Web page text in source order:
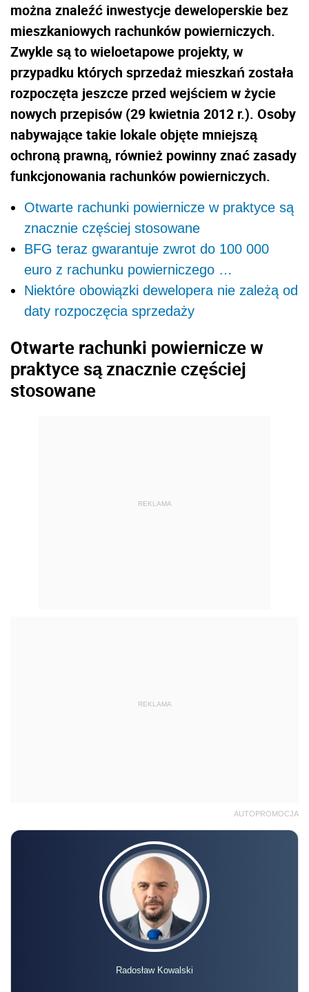
można znaleźć inwestycje deweloperskie bez
mieszkaniowych rachunków powierniczych.
Zwykle są to wieloetapowe projekty, w
przypadku których sprzedaż mieszkań została
rozpoczęta jeszcze przed wejściem w życie
nowych przepisów (29 kwietnia 2012 r.). Osoby
nabywające takie lokale objęte mniejszą
ochroną prawną, również powinny znać zasady
funkcjonowania rachunków powierniczych.
Otwarte rachunki powiernicze w praktyce są
znacznie częściej stosowane
BFG teraz gwarantuje zwrot do 100 000
euro z rachunku powierniczego …
Niektóre obowiązki dewelopera nie zależą od
daty rozpoczęcia sprzedaży
Otwarte rachunki powiernicze w
praktyce są znacznie częściej
stosowane
REKLAMA
REKLAMA
AUTOPROMOCJA
Radosław Kowalski